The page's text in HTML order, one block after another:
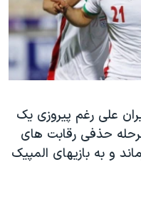
علی رغم پیروزی یک
حذفی رقابت های
و به بازیهای المپیک